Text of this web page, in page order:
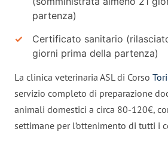
partenza)
Certificato sanitario
giorni prima della partenza)
La clinica veterinaria ASL di Corso
servizio completo di preparazione
animali domestici a circa 80-120€,
settimane per l’ottenimento di tutti i